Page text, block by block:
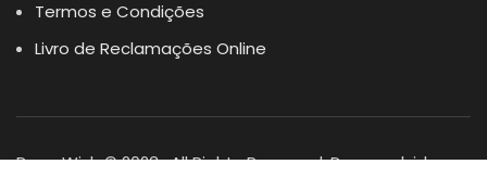
Termos e Condições
Livro de Reclamações Online
Dogs Wish © 2023 . All Rights Reserved. Desenvolvido por